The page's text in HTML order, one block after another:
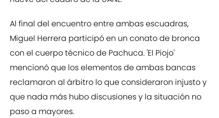
Al final del encuentro entre ambas escuadras,
Miguel Herrera participó en un conato de bronca
con el cuerpo técnico de Pachuca. 'El Piojo'
mencionó que los elementos de ambas bancas
reclamaron al árbitro lo que consideraron injusto y
que nada más hubo discusiones y la situación no
paso a mayores.